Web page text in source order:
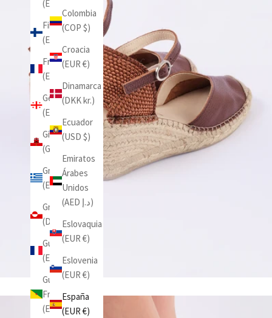
(EUR €)
Finlandia
(EUR €)
Francia
(EUR €)
Georgia
(EUR €)
Gibraltar
(GBP £)
Grecia
(EUR €)
Groenlandia
(DKK kr.)
Guadalupe
(EUR €)
Guayana
Francesa
(EUR €)
Colombia
(COP $)
Croacia
(EUR €)
Dinamarca
(DKK kr.)
Ecuador
(USD $)
Emiratos
Árabes
Unidos
(AED د.إ)
Eslovaquia
(EUR €)
Eslovenia
(EUR €)
España
(EUR €)